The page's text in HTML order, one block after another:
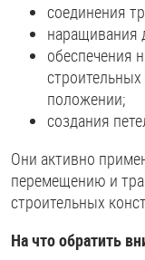
соединения
наращивания
обеспечения
положении;
создания
Они активно
перемещению и
строительных
На что обратить